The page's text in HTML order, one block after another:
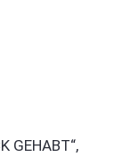
GEHABT“,